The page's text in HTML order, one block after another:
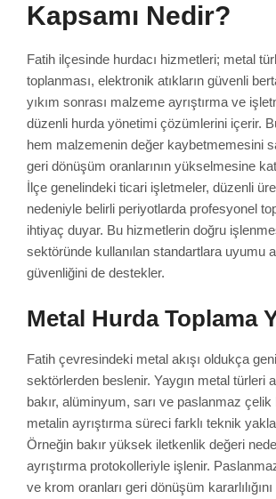
Kapsamı Nedir?
Fatih ilçesinde hurdacı hizmetleri; metal
toplanması, elektronik atıkların güvenli
yıkım sonrası malzeme ayrıştırma ve
düzenli hurda yönetimi çözümlerini içerir.
hem malzemenin değer kaybetmemesini
geri dönüşüm oranlarının yükselmesine
İlçe genelindeki ticari işletmeler, düzenli
nedeniyle belirli periyotlarda profesyonel
ihtiyaç duyar. Bu hizmetlerin doğru
sektöründe kullanılan standartlara uyumu
güvenliğini de destekler.
Metal Hurda Toplama
Fatih çevresindeki metal akışı oldukça
sektörlerden beslenir. Yaygın metal türleri
bakır, alüminyum, sarı ve paslanmaz
metalin ayrıştırma süreci farklı teknik
Örneğin bakır yüksek iletkenlik değeri
ayrıştırma protokolleriyle işlenir.
ve krom oranları geri dönüşüm